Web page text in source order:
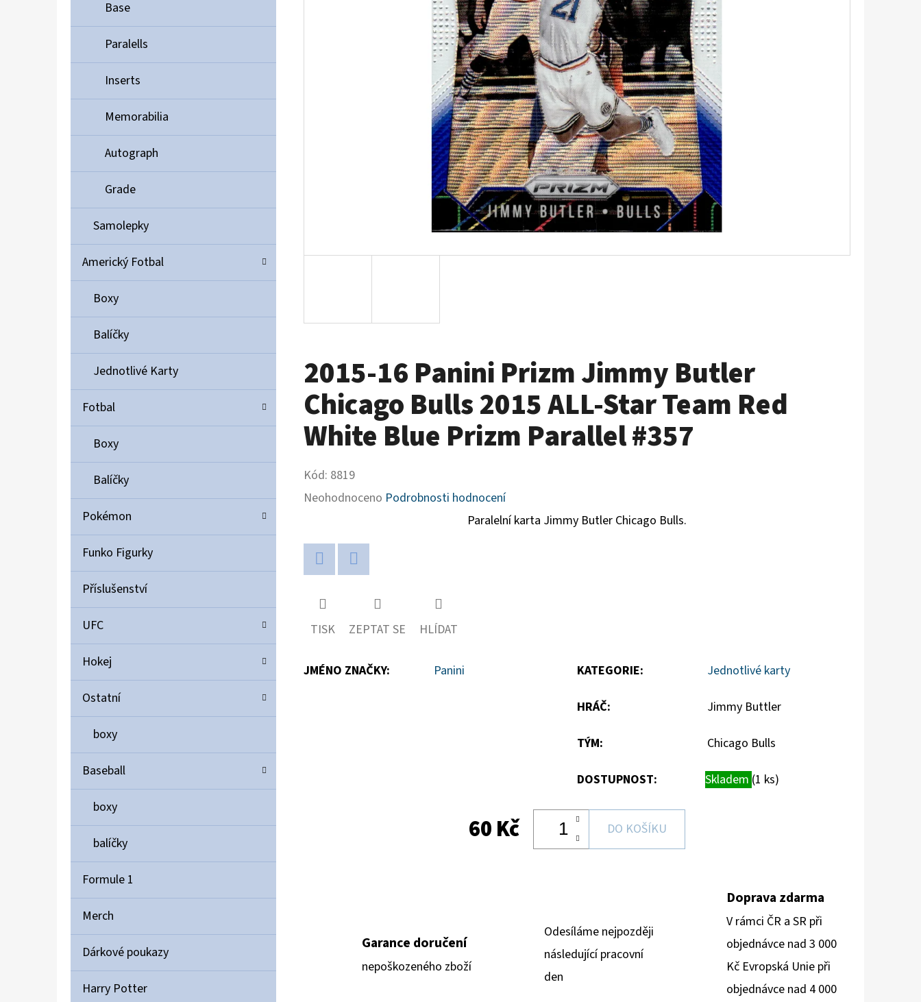
Base
Paralells
Inserts
Memorabilia
Autograph
Grade
Samolepky
Americký Fotbal
Boxy
Balíčky
Jednotlivé Karty
Fotbal
Boxy
Balíčky
Pokémon
Funko Figurky
Příslušenství
UFC
Hokej
Ostatní
boxy
Baseball
boxy
balíčky
Formule 1
Merch
Dárkové poukazy
Harry Potter
2015-16 Panini Prizm Jimmy Butler
Chicago Bulls 2015 ALL-Star Team Red
White Blue Prizm Parallel #357
Kód: 8819
Průměrné
produktu
Neohodnoceno Podrobnosti hodnocení
Paralelní karta Jimmy Butler Chicago Bulls.
TISK ZEPTAT SE HLÍDAT
JMÉNO ZNAČKY: Panini KATEGORIE: Jednotlivé karty
HRÁČ: Jimmy Buttler
TÝM: Chicago Bulls
DOSTUPNOST: Skladem (1 ks)
60 Kč DO KOŠÍKU
Garance doručení
nepoškozeného zboží
Odesíláme nejpozději
následující pracovní
den
Doprava zdarma
V rámci ČR a SR při
objednávce nad 3 000
Kč Evropská Unie při
objednávce nad 4 000
ULTIMATE GUARD MAGNETIC CARD CASE 35PT
2024-25 PANINI HAUNTED HOOPS PACK
ULTRA PRO PLATINUM - 1 KS
7 Kč